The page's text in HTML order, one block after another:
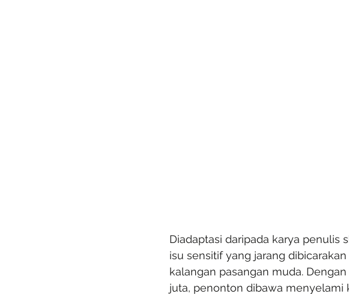
Diadaptasi daripada karya penulis
isu sensitif yang jarang
kalangan pasangan muda.
juta, penonton dibawa menyelami